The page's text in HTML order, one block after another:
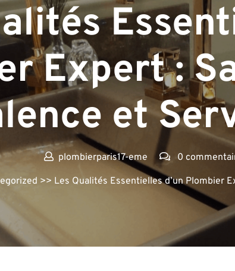
Expert :
et
plombierparis17-eme
0
>> Les Qualités Essentielles d’un Plombier